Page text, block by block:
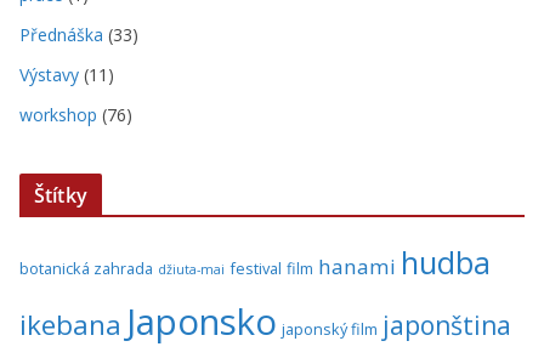
Přednáška (33)
Výstavy (11)
workshop (76)
Štítky
botanická zahrada džiuta-mai festival film hanami hudba
ikebana Japonsko japonský film japonština